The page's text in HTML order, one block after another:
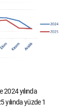
2024 yılında
yılında yüzde 1